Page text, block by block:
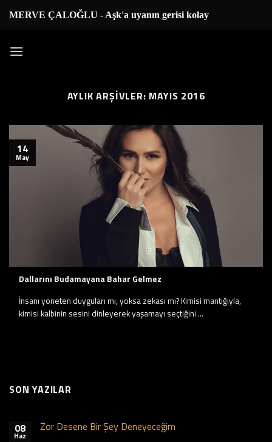
atlaMERVE ÇALOĞLU - Aşk'a uyanın gerisi kolay..
AYLIK ARŞIVLER: MAYIS 2016
Dallarını Budamayana Bahar Gelmez
İnsanı yöneten duyguları mı, yoksa zekası mı? Kimisi mantığıyla,
kimisi kalbinin sesini dinleyerek yaşamayı seçtiğini ...
14
May
SON YAZILAR
08
Haz
Zor Desene Bir Şey Deneyeceğim